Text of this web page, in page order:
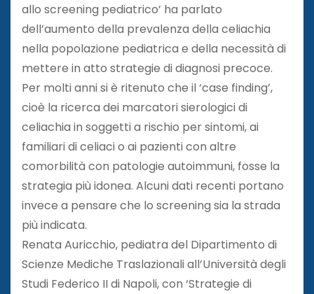
allo screening pediatrico’ ha parlato
dell’aumento della prevalenza della celiachia
nella popolazione pediatrica e della necessità di
mettere in atto strategie di diagnosi precoce.
Per molti anni si è ritenuto che il ‘case finding’,
cioè la ricerca dei marcatori sierologici di
celiachia in soggetti a rischio per sintomi, ai
familiari di celiaci o ai pazienti con altre
comorbilità con patologie autoimmuni, fosse la
strategia più idonea. Alcuni dati recenti portano
invece a pensare che lo screening sia la strada
più indicata.
Renata Auricchio, pediatra del Dipartimento di
Scienze Mediche Traslazionali all’Università degli
Studi Federico II di Napoli, con ‘Strategie di